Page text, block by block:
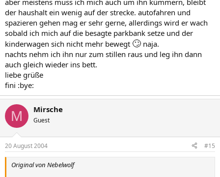
aber meistens muss ich mich auch um ihn kümmern, bleibt
der haushalt ein wenig auf der strecke. autofahren und
spazieren gehen mag er sehr gerne, allerdings wird er wach
sobald ich mich auf die besagte parkbank setze und der
kinderwagen sich nicht mehr bewegt 🙄 naja.
nachts nehm ich ihn nur zum stillen raus und leg ihn dann
auch gleich wieder ins bett.
liebe grüße
fini :bye:
M Mirsche
Guest
20 August 2004 #15
Original von Nebelwolf